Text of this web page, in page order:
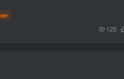
125